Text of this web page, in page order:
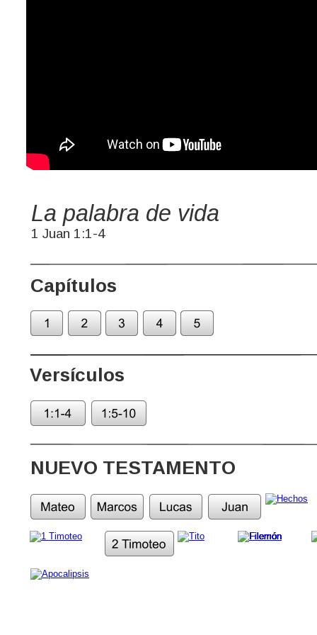
Capítulos
NUEVO TESTAMENTO
La palabra de vida
1 Juan 1:1-4
Versículos